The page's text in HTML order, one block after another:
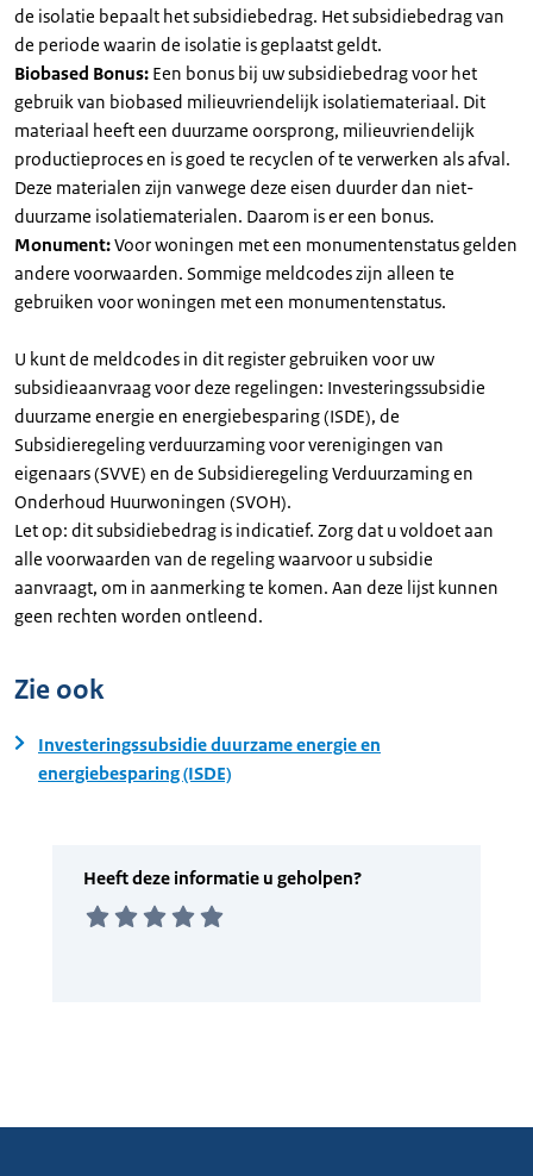
de isolatie bepaalt het subsidiebedrag. Het subsidiebedrag van
de periode waarin de isolatie is geplaatst geldt.
Biobased Bonus: Een bonus bij uw subsidiebedrag voor het
gebruik van biobased milieuvriendelijk isolatiemateriaal. Dit
materiaal heeft een duurzame oorsprong, milieuvriendelijk
productieproces en is goed te recyclen of te verwerken als afval.
Deze materialen zijn vanwege deze eisen duurder dan niet-
duurzame isolatiematerialen. Daarom is er een bonus.
Monument:Voor woningen met een monumentenstatus gelden
andere voorwaarden. Sommige meldcodes zijn alleen te
gebruiken voor woningen met een monumentenstatus.
U kunt de meldcodes in dit register gebruiken voor uw
subsidieaanvraag voor deze regelingen: Investeringssubsidie
duurzame energie en energiebesparing (ISDE), de
Subsidieregeling verduurzaming voor verenigingen van
eigenaars (SVVE) en de Subsidieregeling Verduurzaming en
Onderhoud Huurwoningen (SVOH).
Let op: dit subsidiebedrag is indicatief. Zorg dat u voldoet aan
alle voorwaarden van de regeling waarvoor u subsidie
aanvraagt, om in aanmerking te komen. Aan deze lijst kunnen
geen rechten worden ontleend.
Zie ook
Investeringssubsidie duurzame energie en
energiebesparing (ISDE)